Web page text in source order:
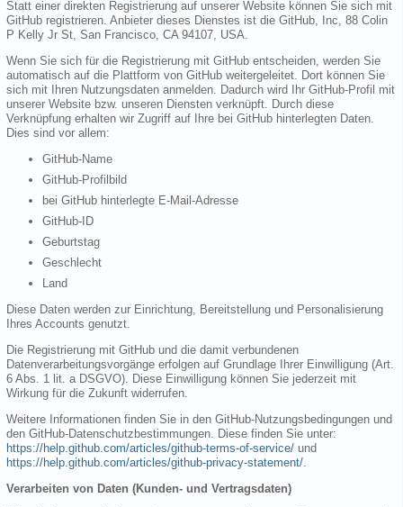
Statt einer direkten Registrierung auf unserer Website können Sie sich mit
GitHub registrieren. Anbieter dieses Dienstes ist die GitHub, Inc, 88 Colin
P Kelly Jr St, San Francisco, CA 94107, USA.
Wenn Sie sich für die Registrierung mit GitHub entscheiden, werden Sie
automatisch auf die Plattform von GitHub weitergeleitet. Dort können Sie
sich mit Ihren Nutzungsdaten anmelden. Dadurch wird Ihr GitHub-Profil mit
unserer Website bzw. unseren Diensten verknüpft. Durch diese
Verknüpfung erhalten wir Zugriff auf Ihre bei GitHub hinterlegten Daten.
Dies sind vor allem:
GitHub-Name
GitHub-Profilbild
bei GitHub hinterlegte E-Mail-Adresse
GitHub-ID
Geburtstag
Geschlecht
Land
Diese Daten werden zur Einrichtung, Bereitstellung und Personalisierung
Ihres Accounts genutzt.
Die Registrierung mit GitHub und die damit verbundenen
Datenverarbeitungsvorgänge erfolgen auf Grundlage Ihrer Einwilligung (Art.
6 Abs. 1 lit. a DSGVO). Diese Einwilligung können Sie jederzeit mit
Wirkung für die Zukunft widerrufen.
Weitere Informationen finden Sie in den GitHub-Nutzungsbedingungen und
den GitHub-Datenschutzbestimmungen. Diese finden Sie unter:
https://help.github.com/articles/github-terms-of-service/ und
https://help.github.com/articles/github-privacy-statement/.
Verarbeiten von Daten (Kunden- und Vertragsdaten)